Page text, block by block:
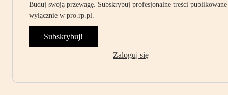
Buduj swoją przewagę. Subskrybuj profesjonalne treści publikowane
wyłącznie w pro.rp.pl.
Subskrybuj!
Zaloguj się